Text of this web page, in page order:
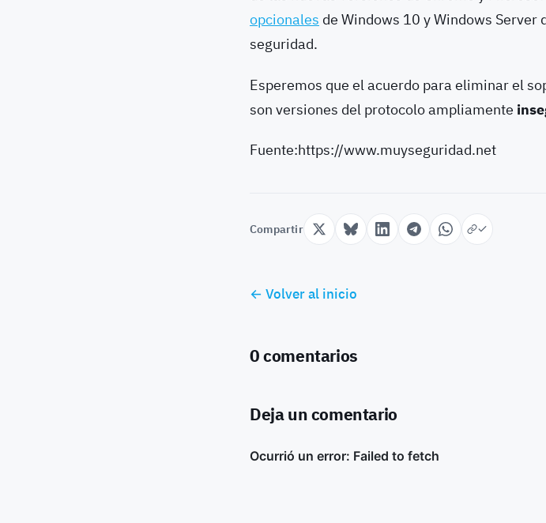
opcionales de Windows 10 y Windows Server
seguridad.
Esperemos que el acuerdo para eliminar el
son versiones del protocolo ampliamente
Fuente:https://www.muyseguridad.net
Compartir
← Volver al inicio
0 comentarios
Deja un comentario